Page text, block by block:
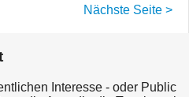
Nächste Seite >
Interesse - oder Public